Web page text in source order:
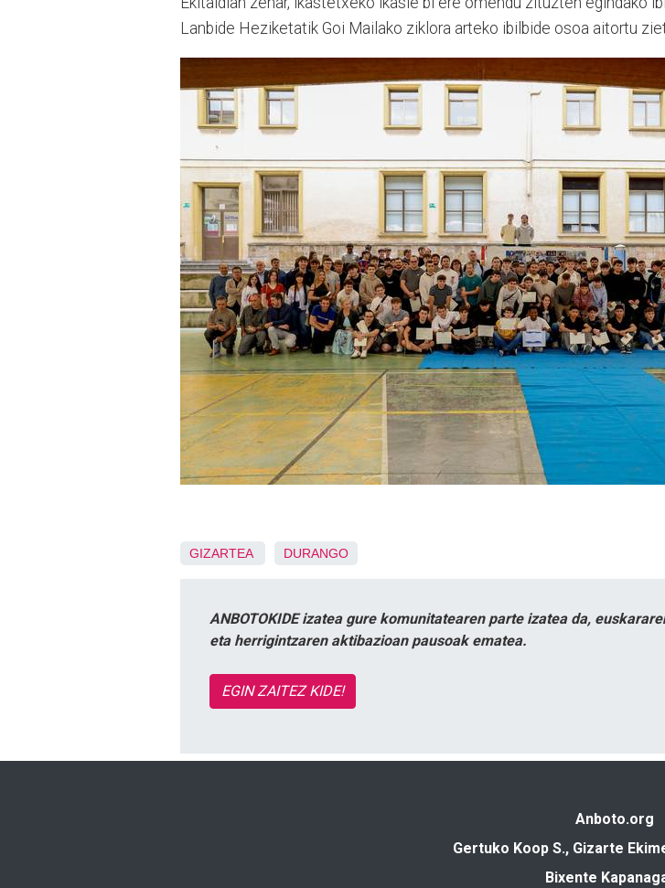
Lanbide Heziketatik Goi Mailako ziklora arteko ibilbide osoa aitortu
GIZARTEA DURANGO
ANBOTOKIDE izatea gure komunitatearen parte izatea da,
eta herrigintzaren aktibazioan pausoak ematea.
EGIN ZAITEZ KIDE!
Anboto.org
Gertuko Koop S., Gizarte
Bixente